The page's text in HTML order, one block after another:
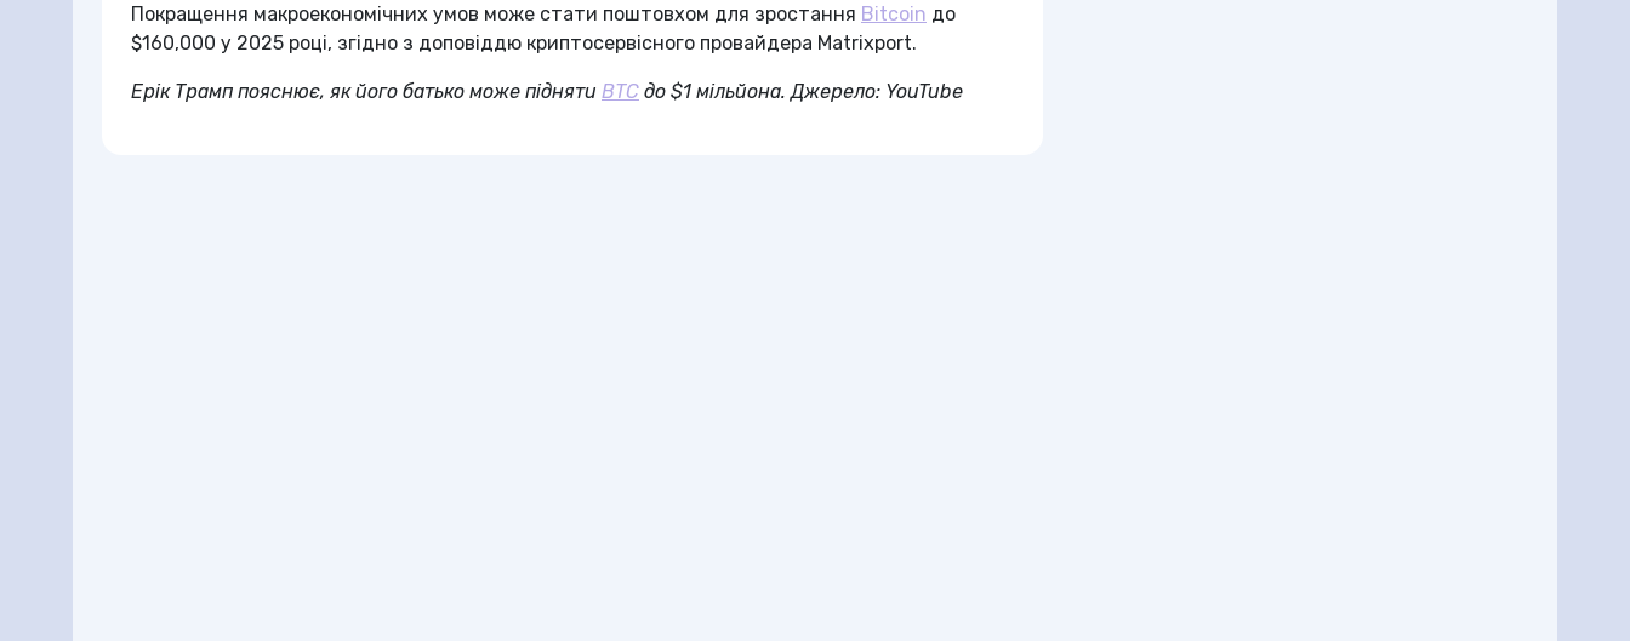
Покращення макроекономічних умов може стати поштовхом для зростання Bitcoin до
$160,000 у 2025 році, згідно з доповіддю криптосервісного провайдера Matrixport.
Ерік Трамп пояснює, як його батько може підняти BTC до $1 мільйона. Джерело: YouTube